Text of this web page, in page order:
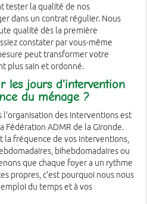
tester la qualité de nos
dans un contrat régulier. Nous
qualité dès la première
constater par vous-même
peut transformer votre
plus sain et ordonné.
les jours d'intervention
du ménage ?
des interventions est
Fédération ADMR de la Gironde.
la fréquence de vos interventions,
bihebdomadaires ou
que chaque foyer a un rythme
propres, c'est pourquoi nous nous
du temps et à vos